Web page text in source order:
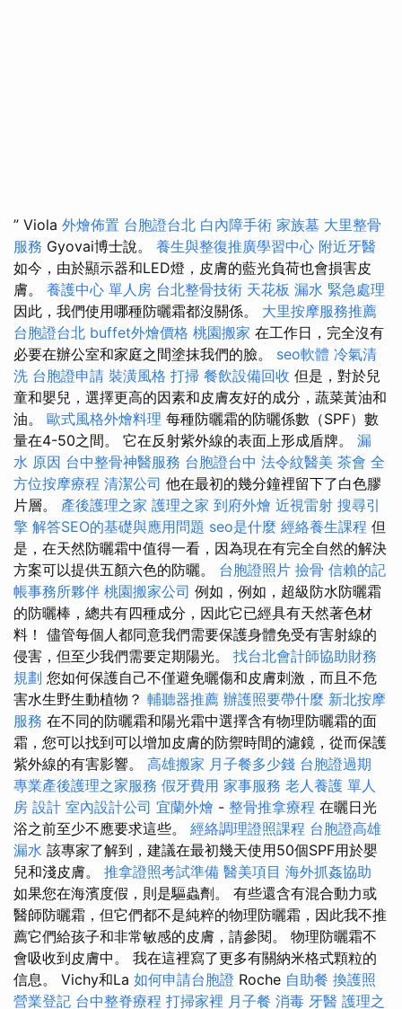
” Viola 外燴佈置 台胞證台北 白內障手術 家族墓 大里整骨
服務 Gyovai博士說。 養生與整復推廣學習中心 附近牙醫
如今，由於顯示器和LED燈，皮膚的藍光負荷也會損害皮
膚。 養護中心 單人房 台北整骨技術 天花板 漏水 緊急處理
因此，我們使用哪種防曬霜都沒關係。 大里按摩服務推薦
台胞證台北 buffet外燴價格 桃園搬家 在工作日，完全沒有
必要在辦公室和家庭之間塗抹我們的臉。 seo軟體 冷氣清
洗 台胞證申請 裝潢風格 打掃 餐飲設備回收 但是，對於兒
童和嬰兒，選擇更高的因素和皮膚友好的成分，蔬菜黃油和
油。 歐式風格外燴料理 每種防曬霜的防曬係數（SPF）數
量在4-50之間。 它在反射紫外線的表面上形成盾牌。 漏
水 原因 台中整骨神醫服務 台胞證台中 法令紋醫美 茶會 全
方位按摩療程 清潔公司 他在最初的幾分鐘裡留下了白色膠
片層。 產後護理之家 護理之家 到府外燴 近視雷射 搜尋引
擎 解答SEO的基礎與應用問題 seo是什麼 經絡養生課程 但
是，在天然防曬霜中值得一看，因為現在有完全自然的解決
方案可以提供五顏六色的防曬。 台胞證照片 撿骨 信賴的記
帳事務所夥伴 桃園搬家公司 例如，例如，超級防水防曬霜
的防曬棒，總共有四種成分，因此它已經具有天然著色材
料！ 儘管每個人都同意我們需要保護身體免受有害射線的
侵害，但至少我們需要定期陽光。 找台北會計師協助財務
規劃 您如何保護自己不僅避免曬傷和皮膚刺激，而且不危
害水生野生動植物？ 輔聽器推薦 辦護照要帶什麼 新北按摩
服務 在不同的防曬霜和陽光霜中選擇含有物理防曬霜的面
霜，您可以找到可以增加皮膚的防禦時間的濾鏡，從而保護
紫外線的有害影響。 高雄搬家 月子餐多少錢 台胞證過期
專業產後護理之家服務 假牙費用 家事服務 老人養護 單人
房 設計 室內設計公司 宜蘭外燴 - 整骨推拿療程 在曬日光
浴之前至少不應要求這些。 經絡調理證照課程 台胞證高雄
漏水 該專家了解到，建議在最初幾天使用50個SPF用於嬰
兒和淺皮膚。 推拿證照考試準備 醫美項目 海外抓姦協助
如果您在海濱度假，則是驅蟲劑。 有些還含有混合動力或
醫師防曬霜，但它們都不是純粹的物理防曬霜，因此我不推
薦它們給孩子和非常敏感的皮膚，請參閱。 物理防曬霜不
會吸收到皮膚中。 我在這裡寫了更多有關納米格式顆粒的
信息。 Vichy和La 如何申請台胞證 Roche 自助餐 換護照
營業登記 台中整脊療程 打掃家裡 月子餐 消毒 牙醫 護理之